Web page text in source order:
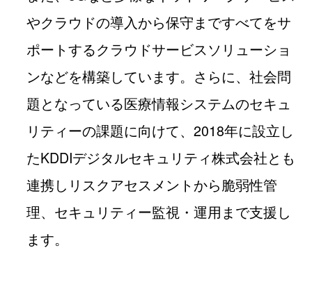
やクラウドの導入から保守まですべてをサ
ポートするクラウドサービスソリューショ
ンなどを構築しています。さらに、社会問
題となっている医療情報システムのセキュ
リティーの課題に向けて、2018年に設立し
たKDDIデジタルセキュリティ株式会社とも
連携しリスクアセスメントから脆弱性管
理、セキュリティー監視・運用まで支援し
ます。